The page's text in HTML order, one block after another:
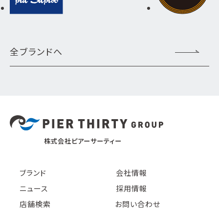
全ブランドへ
株式会社ピアーサーティー
ブランド
会社情報
ニュース
採用情報
店舗検索
お問い合わせ